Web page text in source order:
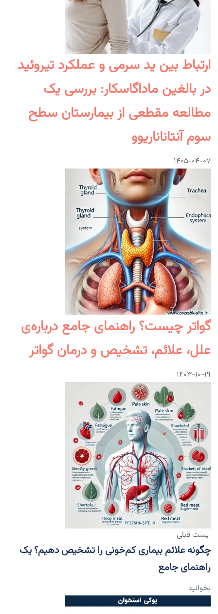
ارتباط بین ید سرمی و عملکرد تیروئید
در بالغین ماداگاسکار: بررسی یک
مطالعه مقطعی از بیمارستان سطح
سوم آنتاناناریوو
۱۴۰۵-۰۴-۰۷
گواتر چیست؟ راهنمای جامع درباره‌ی
علل، علائم، تشخیص و درمان گواتر
۱۴۰۳-۱۰-۱۹
پست قبلی
چگونه علائم بیماری کم‌خونی را تشخیص دهیم؟ یک
راهنمای جامع
بخوانید